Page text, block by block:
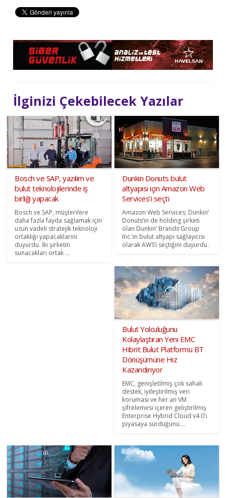
İlginizi Çekebilecek Yazılar
Bosch ve SAP, yazılım ve
bulut teknolojilerinde iş
birliği yapacak
Bosch ve SAP, müşterilere
daha fazla fayda sağlamak için
uzun vadeli stratejik teknoloji
ortaklığı yapacaklarını
duyurdu. İki şirketin
sunacakları ortak ...
Dunkin Donuts bulut
altyapısı için Amazon Web
Services’i seçti
Amazon Web Services; Dunkin’
Donuts’in de holding şirketi
olan Dunkin’ Brands Group
Inc.’in bulut altyapı sağlayıcısı
olarak AWS’i seçtiğini duyurdu.
Bulut Yolculuğunu
Kolaylaştıran Yeni EMC
Hibrit Bulut Platformu BT
Dönüşümüne Hız
Kazandırıyor
EMC, genişletilmiş çok sahalı
destek, iyileştirilmiş veri
koruması ve her an VM
şifrelemesi içeren geliştirilmiş
Enterprise Hybrid Cloud v4.0'ı
piyasaya sürdüğünü ...